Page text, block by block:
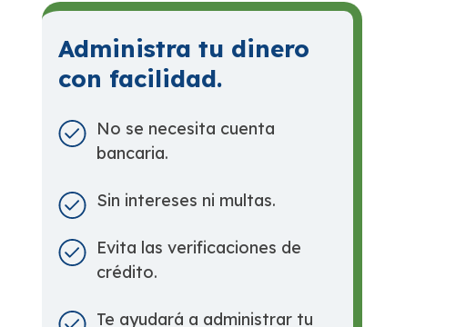
Administra tu dinero
con facilidad.
No se necesita cuenta
bancaria.
Sin intereses ni multas.
Evita las verificaciones de
crédito.
Te ayudará a administrar tu